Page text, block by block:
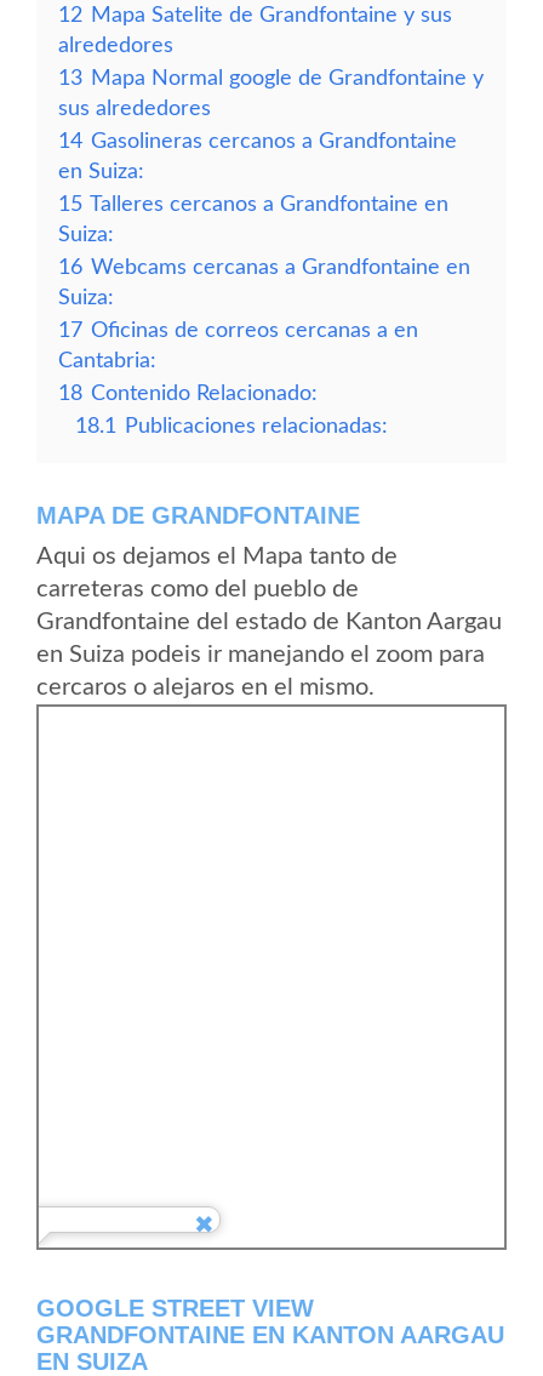
12 Mapa Satelite de Grandfontaine y sus
alrededores
13 Mapa Normal google de Grandfontaine y
sus alrededores
14 Gasolineras cercanos a Grandfontaine
en Suiza:
15 Talleres cercanos a Grandfontaine en
Suiza:
16 Webcams cercanas a Grandfontaine en
Suiza:
17 Oficinas de correos cercanas a en
Cantabria:
18 Contenido Relacionado:
18.1
Publicaciones relacionadas:
MAPA DE GRANDFONTAINE
Aqui os dejamos el Mapa tanto de
carreteras como del pueblo de
Grandfontaine del estado de Kanton Aargau
en Suiza podeis ir manejando el zoom para
cercaros o alejaros en el mismo.
GOOGLE STREET VIEW
GRANDFONTAINE EN KANTON AARGAU
EN SUIZA